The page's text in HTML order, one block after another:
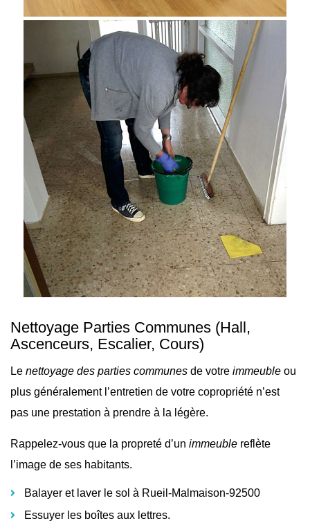
Nettoyage Parties Communes (Hall,
Ascenceurs, Escalier, Cours)
Le nettoyage des parties communes de votre immeuble ou
plus généralement l’entretien de votre copropriété n’est
pas une prestation à prendre à la légère.
Rappelez-vous que la propreté d’un immeuble reflète
l’image de ses habitants.
Balayer et laver le sol à Rueil-Malmaison-92500
Essuyer les boîtes aux lettres.